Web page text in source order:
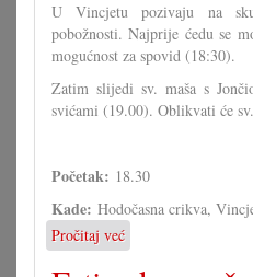
U Vincjetu pozivaju na
pobožnosti. Najprije ćedu se
mogućnost za spovid (18:30).
Zatim slijedi sv. maša s
svićami (19.00). Oblikvati će
Početak: 18.30
Kade: Hodočasna crikva,
Pročitaj već
Fatimsko